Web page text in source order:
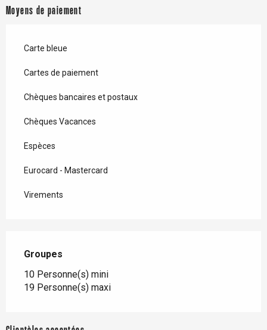
Moyens de paiement
Carte bleue
Cartes de paiement
Chèques bancaires et postaux
Chèques Vacances
Espèces
Eurocard - Mastercard
Virements
Groupes
Groupes
10 Personne(s) mini
19 Personne(s) maxi